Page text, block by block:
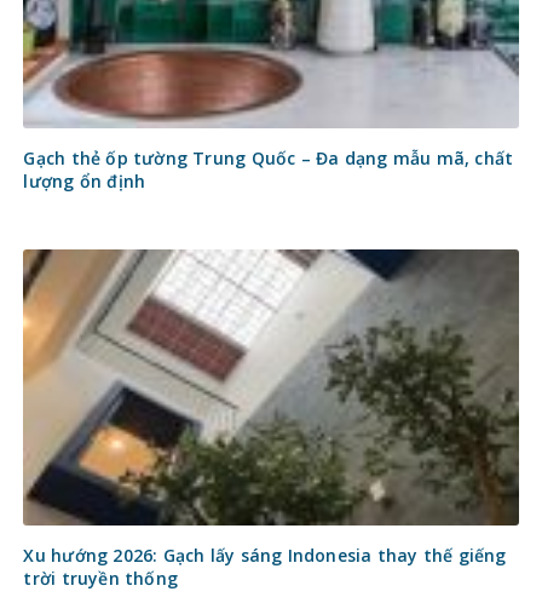
Gạch thẻ ốp tường Trung Quốc – Đa dạng mẫu mã, chất
lượng ổn định
Xu hướng 2026: Gạch lấy sáng Indonesia thay thế giếng
trời truyền thống